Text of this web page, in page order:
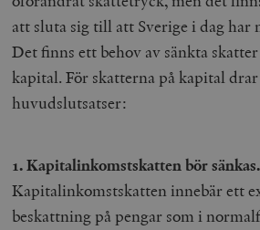
att sluta sig till att Sverige i dag har
Det finns ett behov av sänkta
kapital. För skatterna på kapital
huvudslutsatser:
1. Kapitalinkomstskatten bör sänkas.
Kapitalinkomstskatten innebär ett
beskattning på pengar som i